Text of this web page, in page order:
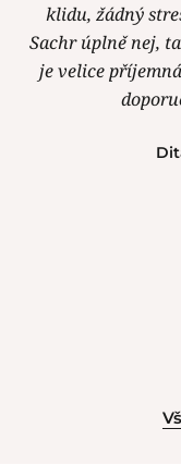
klidu, žádný
Sachr úplně nej,
je velice